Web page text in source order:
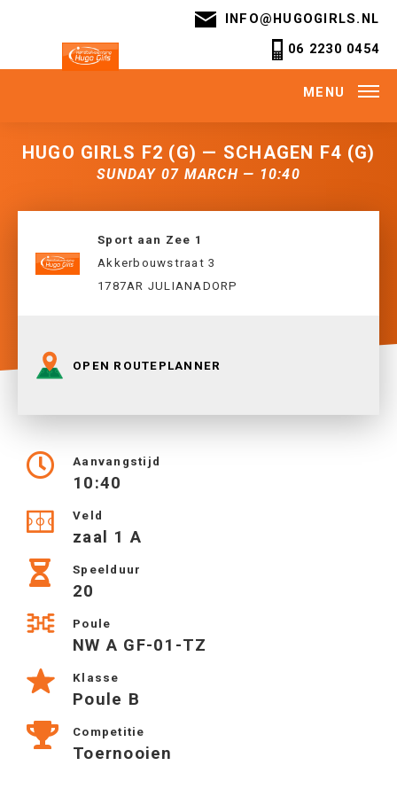
INFO@HUGOGIRLS.NL
06 2230 0454
MENU
HUGO GIRLS F2 (G) — SCHAGEN F4 (G)
SUNDAY 07 MARCH — 10:40
Sport aan Zee 1
Akkerbouwstraat 3
1787AR JULIANADORP
OPEN ROUTEPLANNER
Aanvangstijd
10:40
Veld
zaal 1 A
Speelduur
20
Poule
NW A GF-01-TZ
Klasse
Poule B
Competitie
Toernooien